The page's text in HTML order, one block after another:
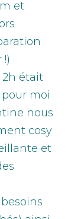
et
2h était
moi
nous
cosy
et